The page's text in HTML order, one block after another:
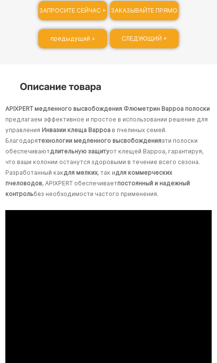
ЗАПРОСИТЕ СЕЙЧАС + ЗАКАЗЫВАЙТЕ ПРЯМО
СЕЙЧАС +
предыдущий +
СЛЕДУЮЩИЙ +
Описание товара
APIXPERT медленного высвобождения Флюметрин Варроа полоски
предлагаем эффективное и простое в использовании решение для
управления Инвазии клеща Варроа в пчелиных семей.
Благодарятехнологии медленного высвобожденияэти полоски
обеспечиваютдлительную защитуот клещей Варроа, гарантируя,
что ваши колонии останутся здоровыми в течение всего сезона.
Разработанный какдля мелких, так идля коммерческих
пчеловодов, APIXPERT обеспечиваетпостоянный и надежный
контрольбез необходимости частого применения.